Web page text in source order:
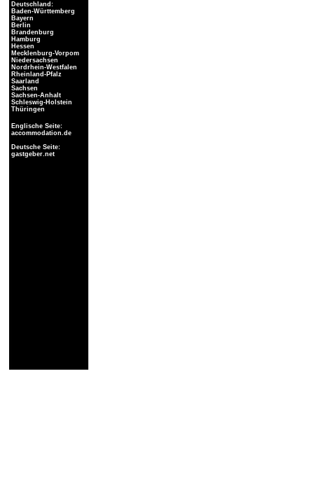
Deutschland:
Baden-Württemberg
Bayern
Berlin
Brandenburg
Hamburg
Hessen
Mecklenburg-Vorpom
Niedersachsen
Nordrhein-Westfalen
Rheinland-Pfalz
Saarland
Sachsen
Sachsen-Anhalt
Schleswig-Holstein
Thüringen
Englische Seite:
accommodation.de
Deutsche Seite:
gastgeber.net